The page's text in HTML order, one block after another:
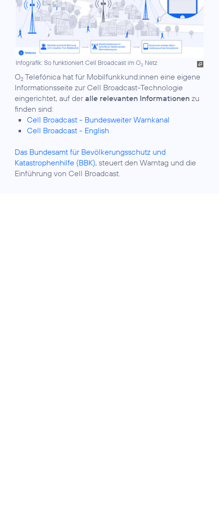
Infografik: So funktioniert Cell Broadcast im O2 Netz
O2 Telefónica hat für Mobilfunkkund:innen eine eigene
Informationsseite zur Cell Broadcast-Technologie
eingerichtet, auf deralle relevanten Informationen zu
Cell Broadcast - Bundesweiter Warnkanal
Cell Broadcast - English
Das Bundesamt für Bevölkerungsschutz und
Katastrophenhilfe (BBK), steuert den Warntag und die
Einführung von Cell Broadcast.